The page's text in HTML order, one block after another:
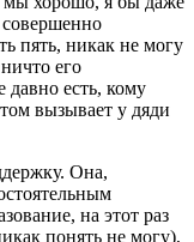
пять, никак не могу
его
давно есть, кому
вызывает у дяди
Она,
на этот раз
понять не могу),